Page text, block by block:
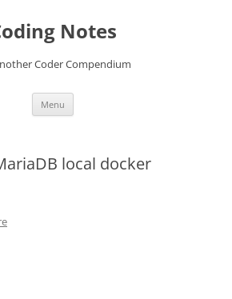
Notes
Coder Compendium
Menu
local docker